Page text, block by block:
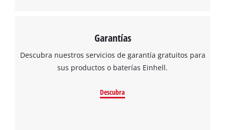
Garantías
Descubra nuestros servicios de garantía gratuitos para
sus productos o baterías Einhell.
Descubra